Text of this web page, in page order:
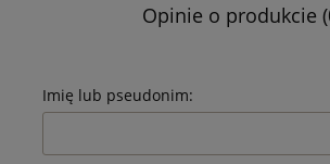
Opinie o produkcie
Imię lub pseudonim: